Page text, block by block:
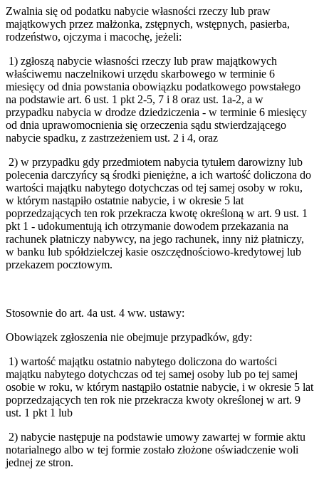
Zwalnia się od podatku nabycie własności rzeczy lub praw
majątkowych przez małżonka, zstępnych, wstępnych, pasierba,
rodzeństwo, ojczyma i macochę, jeżeli:
1) zgłoszą nabycie własności rzeczy lub praw majątkowych
właściwemu naczelnikowi urzędu skarbowego w terminie 6
miesięcy od dnia powstania obowiązku podatkowego powstałego
na podstawie art. 6 ust. 1 pkt 2-5, 7 i 8 oraz ust. 1a-2, a w
przypadku nabycia w drodze dziedziczenia - w terminie 6 miesięcy
od dnia uprawomocnienia się orzeczenia sądu stwierdzającego
nabycie spadku, z zastrzeżeniem ust. 2 i 4, oraz
2) w przypadku gdy przedmiotem nabycia tytułem darowizny lub
polecenia darczyńcy są środki pieniężne, a ich wartość doliczona do
wartości majątku nabytego dotychczas od tej samej osoby w roku,
w którym nastąpiło ostatnie nabycie, i w okresie 5 lat
poprzedzających ten rok przekracza kwotę określoną w art. 9 ust. 1
pkt 1 - udokumentują ich otrzymanie dowodem przekazania na
rachunek płatniczy nabywcy, na jego rachunek, inny niż płatniczy,
w banku lub spółdzielczej kasie oszczędnościowo-kredytowej lub
przekazem pocztowym.
Stosownie do art. 4a ust. 4 ww. ustawy:
Obowiązek zgłoszenia nie obejmuje przypadków, gdy:
1) wartość majątku ostatnio nabytego doliczona do wartości
majątku nabytego dotychczas od tej samej osoby lub po tej samej
osobie w roku, w którym nastąpiło ostatnie nabycie, i w okresie 5 lat
poprzedzających ten rok nie przekracza kwoty określonej w art. 9
ust. 1 pkt 1 lub
2) nabycie następuje na podstawie umowy zawartej w formie aktu
notarialnego albo w tej formie zostało złożone oświadczenie woli
jednej ze stron.